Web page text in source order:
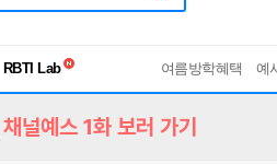
RBTI Lab
독서유형검사
여름방학혜택 예
채널예스 1화 보러 가기